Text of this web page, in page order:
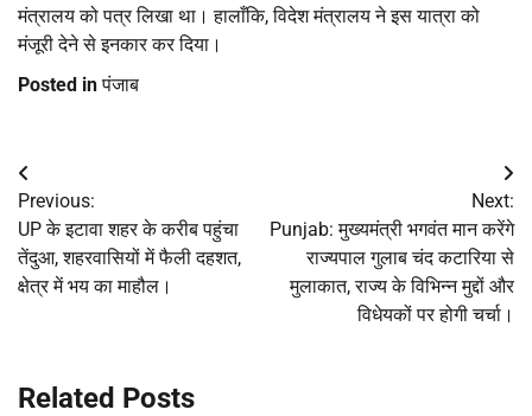
मंत्रालय को पत्र लिखा था। हालाँकि, विदेश मंत्रालय ने इस यात्रा को
मंजूरी देने से इनकार कर दिया।
Posted inपंजाब
Post
navigation
Previous:
UP के इटावा शहर के करीब पहुंचा
तेंदुआ, शहरवासियों में फैली दहशत,
क्षेत्र में भय का माहौल।
Next:
Punjab: मुख्यमंत्री भगवंत मान करेंगे
राज्यपाल गुलाब चंद कटारिया से
मुलाकात, राज्य के विभिन्न मुद्दों और
विधेयकों पर होगी चर्चा।
Related Posts